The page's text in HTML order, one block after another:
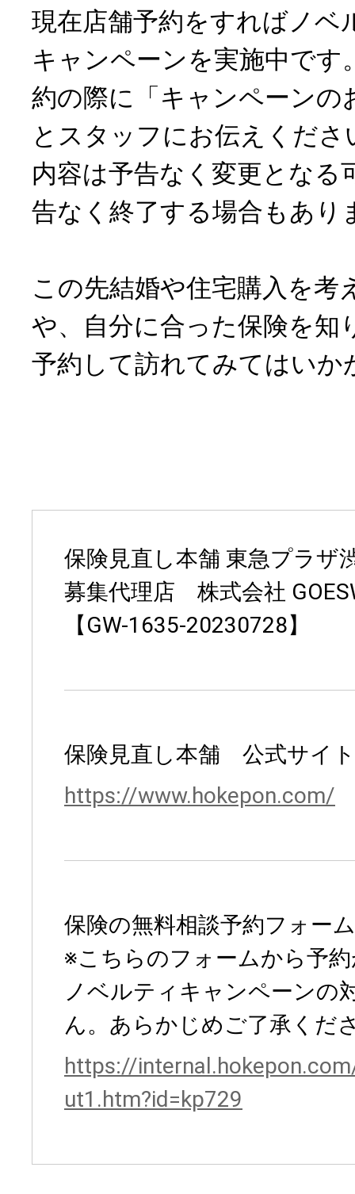
現在店舗予約をすればノベ
キャンペーンを実施中です
約の際に「キャンペーンの
とスタッフにお伝えくだ
内容は予告なく変更となる
告なく終了する場合もあり
この先結婚や住宅購入を考
や、自分に合った保険を知
予約して訪れてみてはいか
保険見直し本舗 東急プラザ
募集代理店 株式会社
【GW-1635-20230728】
保険見直し本舗 公式サイト
https://www.hokepon.com/
保険の無料相談予約フォーム
※こちらのフォームから予
ノベルティキャンペーンの
ん。あらかじめご了承くだ
https://
ut1.htm?id=kp729